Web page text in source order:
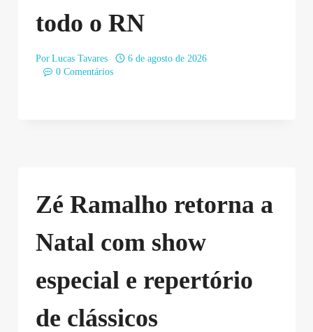
todo o RN
Por Lucas Tavares
6 de agosto de 2026
0 Comentários
Zé Ramalho retorna a
Natal com show
especial e repertório
de clássicos